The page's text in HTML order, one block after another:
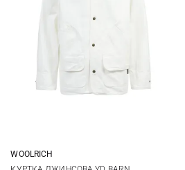
L
WOOLRICH